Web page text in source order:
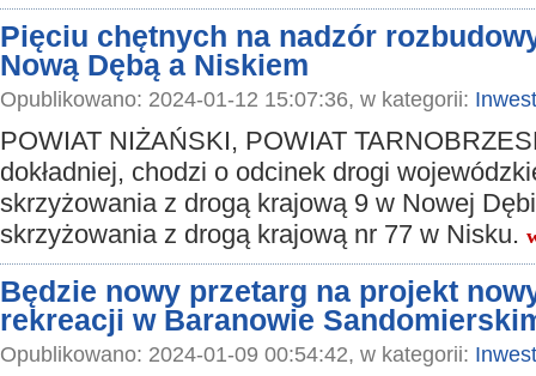
Pięciu chętnych na nadzór
Nową Dębą a Niskiem
Opublikowano: 2024-01-12 15:07:36, w kategorii:
POWIAT NIŻAŃSKI, POWIAT
dokładniej, chodzi o odcinek drogi
skrzyżowania z drogą krajową 9 w Nowej
skrzyżowania z drogą krajową nr 77 w Nisku.
Będzie nowy przetarg na projekt
rekreacji w Baranowie
Opublikowano: 2024-01-09 00:54:42, w kategorii: